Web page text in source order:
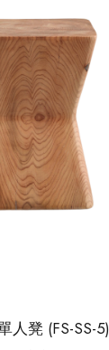
人凳 (FS-SS-5)